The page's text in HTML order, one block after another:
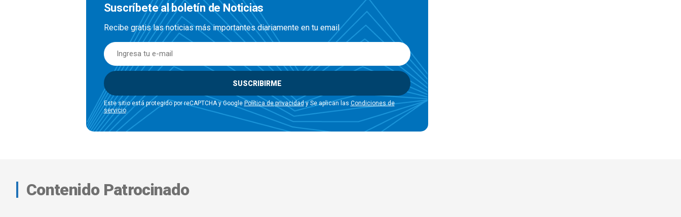
Suscríbete al boletín de Noticias
Recibe gratis las noticias más importantes diariamente en tu email
SUSCRIBIRME
Este sitio está protegido por reCAPTCHA y Google Política de privacidady Se aplican las Condiciones de
servicio.
Contenido Patrocinado